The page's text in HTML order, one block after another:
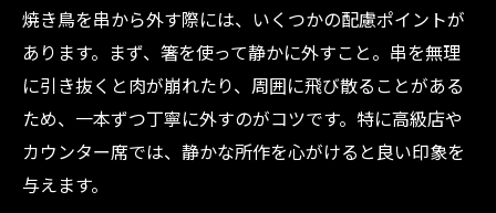
焼き鳥を串から外す際には、いくつかの配慮ポイントが
あります。まず、箸を使って静かに外すこと。串を無理
に引き抜くと肉が崩れたり、周囲に飛び散ることがある
ため、一本ずつ丁寧に外すのがコツです。特に高級店や
カウンター席では、静かな所作を心がけると良い印象を
与えます。